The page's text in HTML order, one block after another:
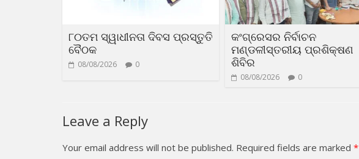
୮୦ତମ ସ୍ୱାଧୀନତା ଦିବସ ପ୍ରସ୍ତୁତି
ବୈଠକ
08/08/2026 0
କଂଗ୍ରେସର ନିର୍ବାଚନ
ମଣ୍ଡଳୀସ୍ତରୀୟ ପ୍ରଶିକ୍ଷଣ
ଶିବିର
08/08/2026 0
Leave a Reply
Your email address will not be published. Required fields are marked *